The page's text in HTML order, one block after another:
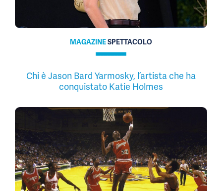
MAGAZINESPETTACOLO
Chi è Jason Bard Yarmosky, l’artista che ha
conquistato Katie Holmes